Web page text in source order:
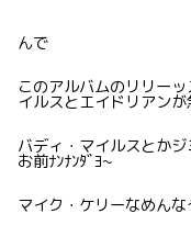
んで
このアルバムのリリー
イルスとエイドリアン
バディ・マイルスとか
お前ﾅﾝﾅﾝﾀﾞﾖ~
マイク・ケリーなめんな